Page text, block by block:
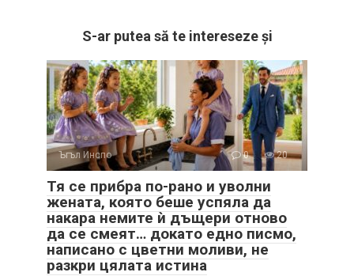
S-ar putea să te intereseze și
Ъгъл Инспо 0 20
Тя се прибра по-рано и уволни
жената, която беше успяла да
накара немите ѝ дъщери отново
да се смеят… докато едно писмо,
написано с цветни моливи, не
разкри цялата истина